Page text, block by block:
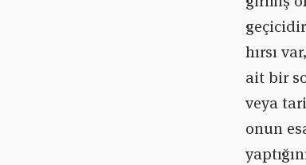
hırsı
ait bir
veya
onun